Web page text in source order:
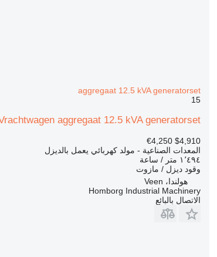
aggregaat 12.5 kVA generatorset
15
aggregaat 12.5 kVA generatorset
$4,910
€4,250
المعدات الصناعية - مولد كهربائي يعمل بالديزل
١٬٤٩٤ متر / ساعة
وقود ديزل / مازوت
هولندا، Veen
Homborg Industrial Machinery
الاتصال بالبائع